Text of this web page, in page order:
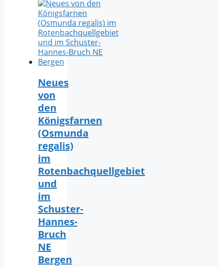
Neues
von
den
Königsfarnen
(Osmunda
regalis)
im
Rotenbachquellgebiet
und
im
Schuster-
Hannes-
Bruch
NE
Bergen